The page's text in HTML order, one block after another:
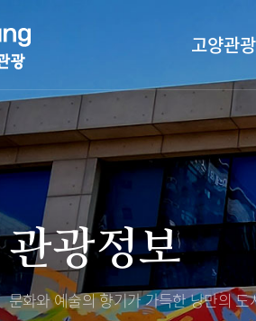
고양관
관광특화거리
TV속 고양 나들
야경 나들이
자전거 나들이
도보관광 나들이
DMZ평화의길
대표축제
축제/행사
고양관광정보
층별안내
편의시설
오시는길
관광정보
문화와 예술의 향기가 가득한낭만의 도